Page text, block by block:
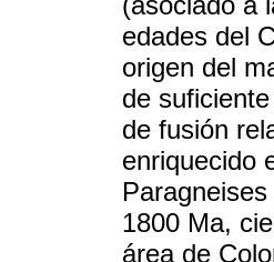
edades del
origen del
de
de fusión
enriquecido
1800 Ma,
área de